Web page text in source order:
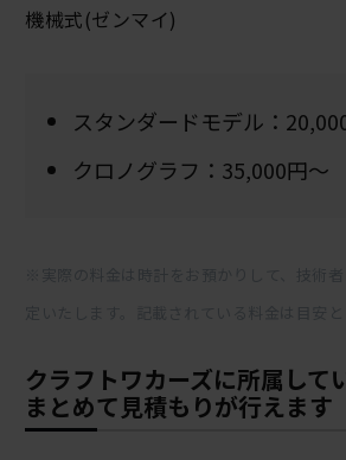
機械式(ゼンマイ)
スタンダードモデル：
クロノグラフ：35,000円～
クラフトワカーズに所属して
まとめて見積もりが行えます